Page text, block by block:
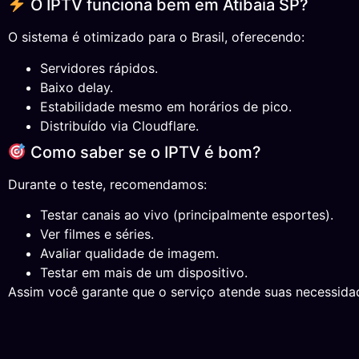
O IPTV funciona bem em Atibaia SP?
O sistema é otimizado para o Brasil, oferecendo:
Servidores rápidos.
Baixo delay.
Estabilidade mesmo em horários de pico.
Distribuído via Cloudflare.
Como saber se o IPTV é bom?
Durante o teste, recomendamos:
Testar canais ao vivo (principalmente esportes).
Ver filmes e séries.
Avaliar qualidade de imagem.
Testar em mais de um dispositivo.
Assim você garante que o serviço atende suas